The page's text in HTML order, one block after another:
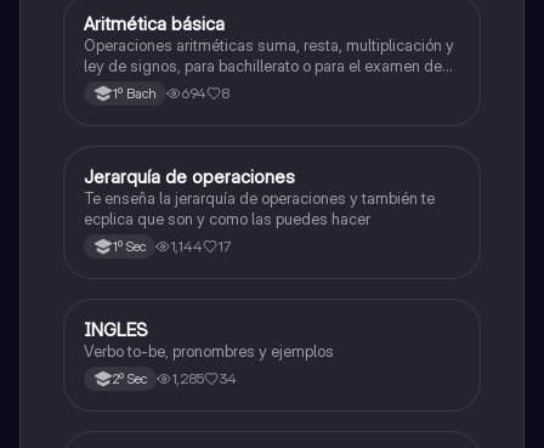
Matemáticas
Aritmética básica
Operaciones aritméticas suma, resta, multiplicación y
ley de signos, para bachillerato o para el examen de
admisión a la universidad
1º Bach 694 8
Matemáticas
Jerarquía de operaciones
Te enseña la jerarquía de operaciones y también te
ecplica que son y como las puedes hacer
1º Sec 1,144 17
Inglés
INGLES
Verbo to-be, pronombres y ejemplos
2º Sec 1,285 34